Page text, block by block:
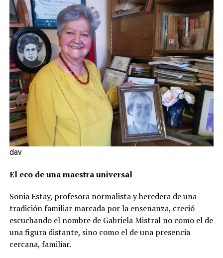
dav
El eco de una maestra universal
Sonia Estay, profesora normalista y heredera de una
tradición familiar marcada por la enseñanza, creció
escuchando el nombre de Gabriela Mistral no como el de
una figura distante, sino como el de una presencia
cercana, familiar.